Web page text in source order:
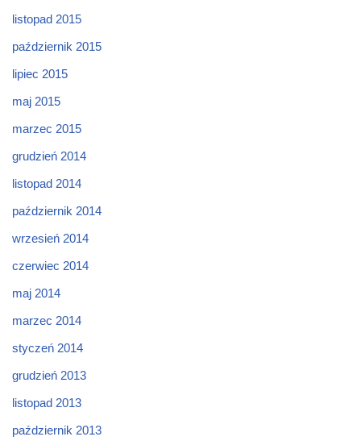
listopad 2015
październik 2015
lipiec 2015
maj 2015
marzec 2015
grudzień 2014
listopad 2014
październik 2014
wrzesień 2014
czerwiec 2014
maj 2014
marzec 2014
styczeń 2014
grudzień 2013
listopad 2013
październik 2013